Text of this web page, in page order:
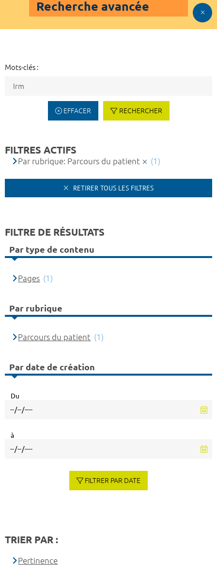
Recherche avancée
Mots-clés :
EFFACER RECHERCHER
FILTRES ACTIFS
Par rubrique: Parcours du patient (1)
RETIRER TOUS LES FILTRES
FILTRE DE RÉSULTATS
Par type de contenu
Pages (1)
Par rubrique
Parcours du patient (1)
Par date de création
Du
à
FILTRER PAR DATE
TRIER PAR :
Pertinence